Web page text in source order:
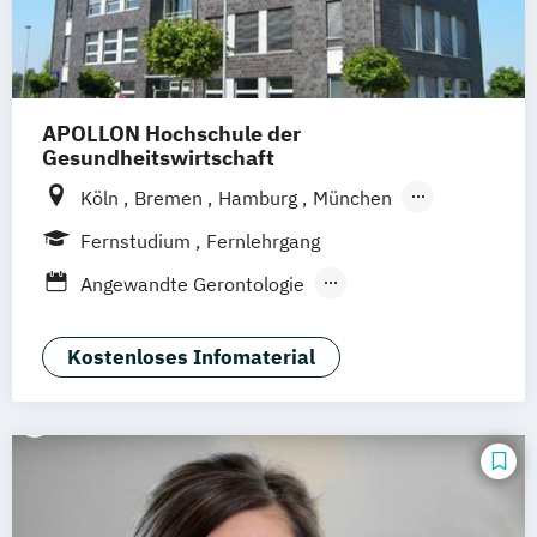
APOLLON Hochschule der
Gesundheitswirtschaft
Köln Bremen Hamburg
München
Frankfurt
Göttingen
Fernstudium
Fernlehrgang
Angewandte Gerontologie
Berufspädagogik & Management
Gerontologie - Kompetenzen für das
Gesundheitstechnologie-Management
Gesundheitsökonomie
Health Economics & Management
Kostenloses Infomaterial